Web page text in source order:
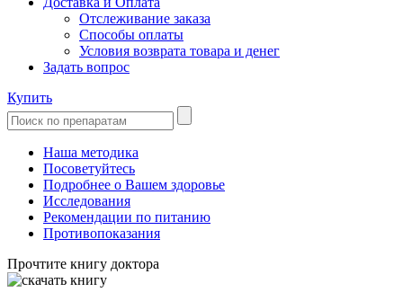
Отслеживание заказа
Способы оплаты
Условия возврата товара и денег
Задать вопрос
Купить
Наша методика
Посоветуйтесь
Подробнее о Вашем здоровье
Исследования
Рекомендации по питанию
Противопоказания
Прочтите книгу доктора